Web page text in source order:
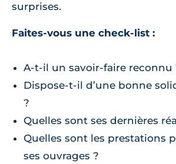
surprises.
Faites-vous une check-list :
A-t-il un savoir-faire reconnu
Dispose-t-il d’une bonne
?
Quelles sont ses dernières
Quelles sont les prestations
ses ouvrages ?